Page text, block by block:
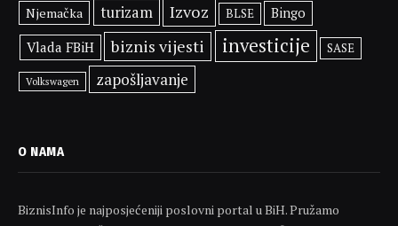
Njemačka turizam Izvoz BLSE Bingo
Vlada FBiH biznis vijesti investicije SASE
Volkswagen zapošljavanje
O NAMA
BiznisInfo je najposjećeniji poslovni portal u BiH. Pružamo